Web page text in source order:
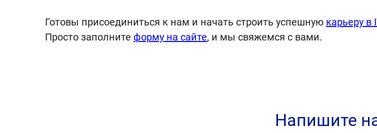
Готовы присоединиться к нам и начать строить успешную карьеру в
Просто заполните форму на сайте, и мы свяжемся с вами.
Напишите